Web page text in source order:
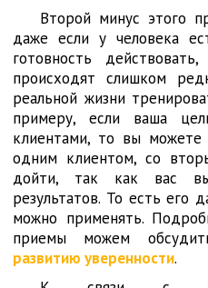
Второй минус этого
даже если у человека
готовность
происходят слишком
реальной жизни
примеру, если ваша
клиентами, то вы можете
одним клиентом, со
дойти, так как вас
результатов. То есть его
можно применять.
приемы можем
развитию уверенности.